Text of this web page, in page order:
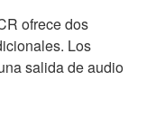
ofrece dos
Los
salida de audio